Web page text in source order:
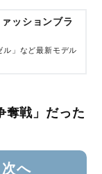
ッションブラ
ル」など最新モデル
奪戦」だった
次へ